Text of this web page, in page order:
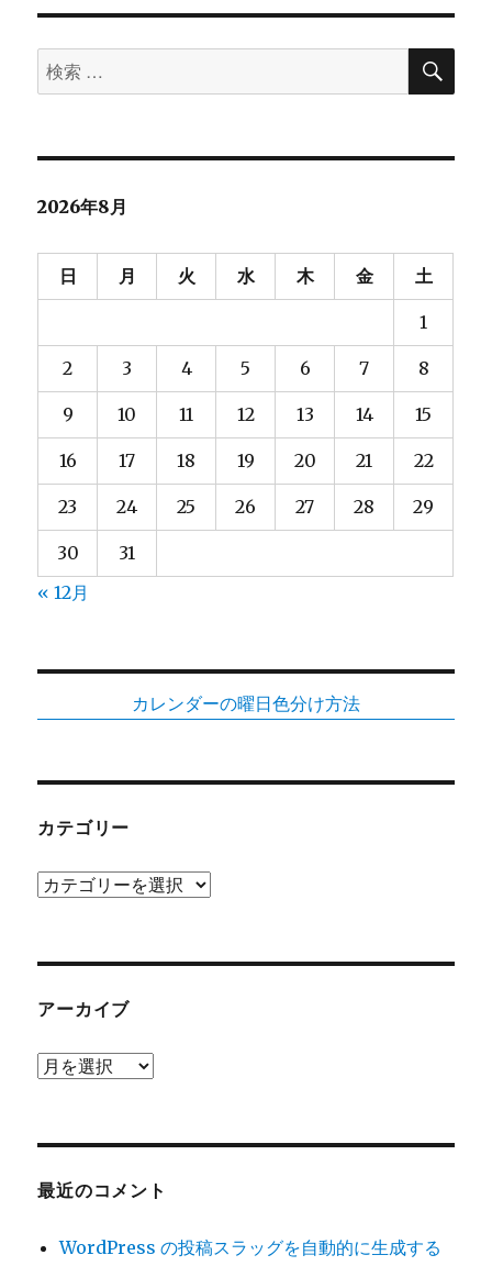
ン
検
索
象:
検
2026年8月
日 月 火 水 木 金 土
1
2 3 4 5 6 7 8
9 10 11 12 13 14 15
16 17 18 19 20 21 22
23 24 25 26 27 28 29
30
31
« 12月
カレンダーの曜日色分け方法
カテゴリー
カ
ー
アーカイブ
ア
ブ
最近のコメント
WordPress の投稿スラッグを自動的に生成する